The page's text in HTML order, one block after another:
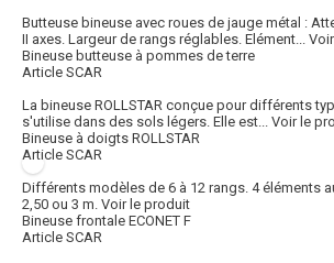
Butteuse bineuse avec roues de jauge métal :
II axes. Largeur de rangs réglables. Elément...
Bineuse butteuse à pommes de terre
Article SCAR
La bineuse ROLLSTAR conçue pour différents
s'utilise dans des sols légers. Elle est... Voir le
Bineuse à doigts ROLLSTAR
Article SCAR
Différents modèles de 6 à 12 rangs. 4 éléments
2,50 ou 3 m. Voir le produit
Bineuse frontale ECONET F
Article SCAR